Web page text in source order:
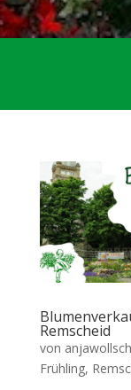
Remscheid
von
Frühling,